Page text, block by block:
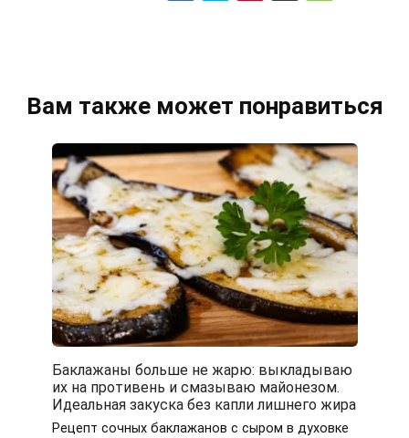
Вам также может понравиться
Баклажаны больше не жарю: выкладываю
их на противень и смазываю майонезом.
Идеальная закуска без капли лишнего жира
Рецепт сочных баклажанов с сыром в духовке